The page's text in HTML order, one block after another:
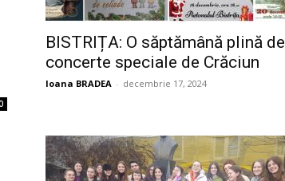
BISTRIȚA: O săptămână plină de
concerte speciale de Crăciun
Ioana BRADEA - decembrie 17, 2024